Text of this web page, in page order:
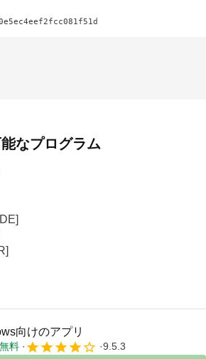
なプログラム
向けのアプリ
無料 9.5.3